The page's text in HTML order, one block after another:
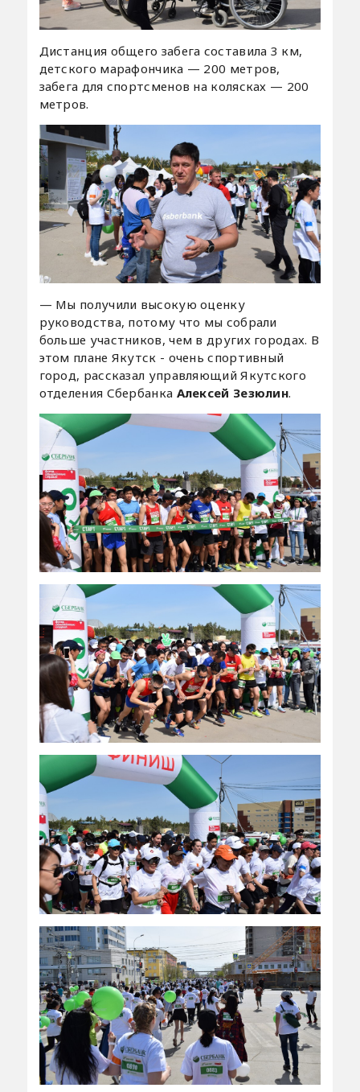
Дистанция общего забега составила 3 км,
детского марафончика — 200 метров,
забега для спортсменов на колясках — 200
метров.
— Мы получили высокую оценку
руководства, потому что мы собрали
больше участников, чем в других городах. В
этом плане Якутск - очень спортивный
город, рассказал управляющий Якутского
отделения Сбербанка Алексей Зезюлин.